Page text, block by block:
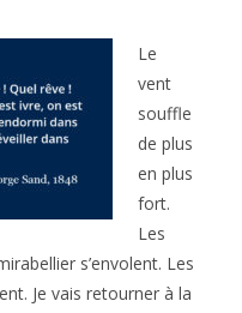
Le
vent
souffle
de plus
en plus
fort.
Les
s’envolent. Les
Je vais retourner à la